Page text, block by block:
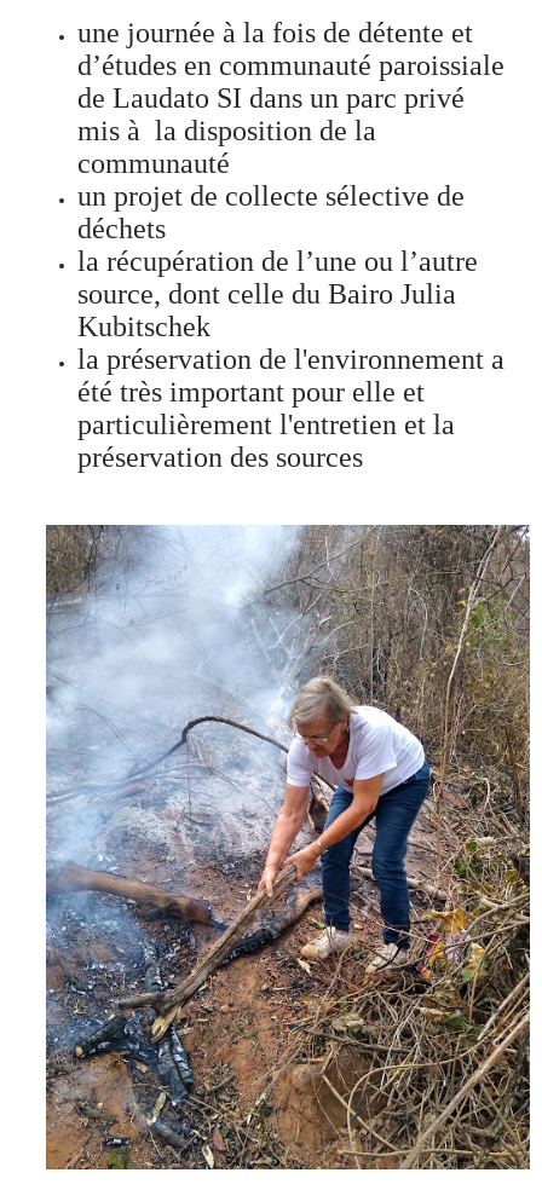
une journée à la fois de détente et
d’études en communauté paroissiale
de Laudato SI dans un parc privé
mis à la disposition de la
communauté
un projet de collecte sélective de
déchets
la récupération de l’une ou l’autre
source, dont celle du Bairo Julia
Kubitschek
la préservation de l'environnement a
été très important pour elle et
particulièrement l'entretien et la
préservation des sources